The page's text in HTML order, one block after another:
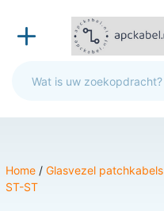
Home / Glasvezel patchkabels
ST-ST